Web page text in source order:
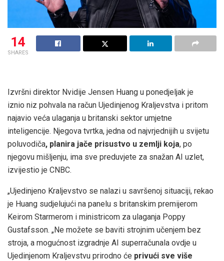
14
SHARES
Izvršni direktor Nvidije Jensen Huang u ponedjeljak je
iznio niz pohvala na račun Ujedinjenog Kraljevstva i pritom
najavio veća ulaganja u britanski sektor umjetne
inteligencije. Njegova tvrtka, jedna od najvrjednijih u svijetu
poluvodiča, planira jače prisustvo u zemlji koja, po
njegovu mišljenju, ima sve preduvjete za snažan AI uzlet,
izvijestio je CNBC.
„Ujedinjeno Kraljevstvo se nalazi u savršenoj situaciji, rekao
je Huang sudjelujući na panelu s britanskim premijerom
Keirom Starmerom i ministricom za ulaganja Poppy
Gustafsson. „Ne možete se baviti strojnim učenjem bez
stroja, a mogućnost izgradnje AI superračunala ovdje u
Ujedinjenom Kraljevstvu prirodno će privući sve više